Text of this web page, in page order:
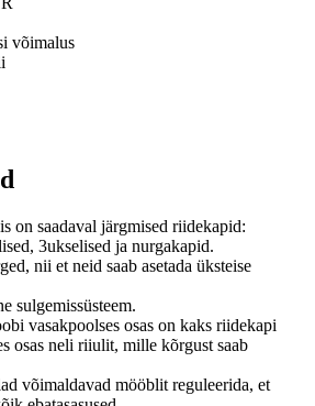
võimalus
on saadaval järgmised riidekapid:
3ukselised ja nurgakapid.
nii et neid saab asetada üksteise
sulgemissüsteem.
vasakpoolses osas on kaks riidekapi
osas neli riiulit, mille kõrgust saab
võimaldavad mööblit reguleerida, et